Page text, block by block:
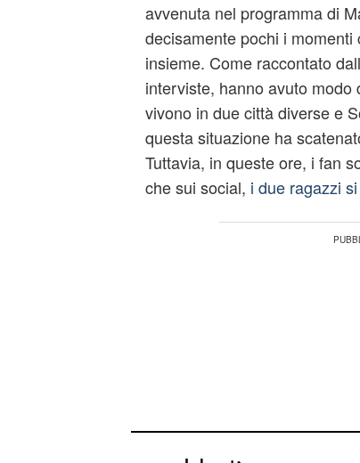
avvenuta nel programma di
decisamente pochi i
insieme. Come raccontato
interviste, hanno avuto
vivono in due città diverse e
questa situazione ha
Tuttavia, in queste ore, i fan
che sui social, i due ragazzi